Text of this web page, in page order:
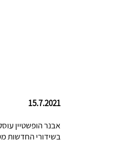
15.7.2021
אבנר הופשטיין
בשידורי החדשות